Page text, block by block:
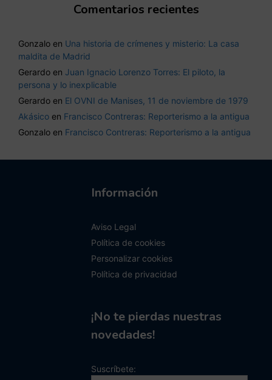
Comentarios recientes
Gonzalo en Una historia de crímenes y misterio: La casa
maldita de Madrid
Gerardo en Juan Ignacio Lorenzo Torres: El piloto, la
persona y lo inexplicable
Gerardo en El OVNI de Manises, 11 de noviembre de 1979
Akásico en Francisco Contreras: Reporterismo a la antigua
Gonzalo en Francisco Contreras: Reporterismo a la antigua
Información
Aviso Legal
Política de cookies
Personalizar cookies
Política de privacidad
¡No te pierdas nuestras
novedades!
Suscríbete: